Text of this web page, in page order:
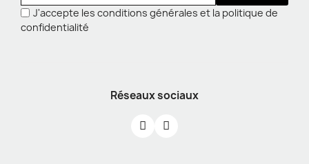
J'accepte les conditions générales et la politique de
confidentialité
Réseaux sociaux